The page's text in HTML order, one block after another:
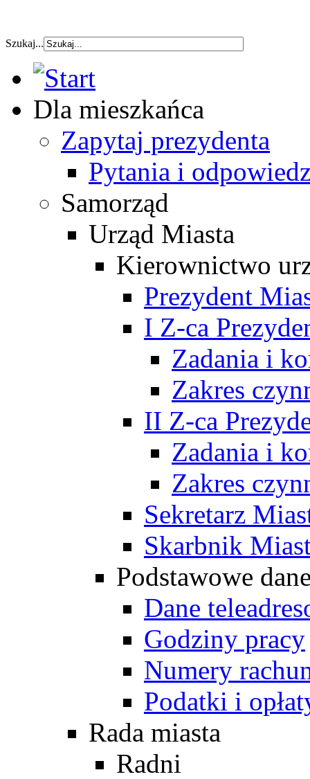
szybka pozyczka
Szukaj...
Dla mieszkańca
Zapytaj prezydenta
Pytania i
Samorząd
Urząd Miasta
Kierownictwo
Prezydent
I Z-ca
Zadania i
Zakres
II Z-ca
Zadania i
Zakres
Sekretarz
Skarbnik
Podstawowe
Dane
Godziny pracy
Numery
Podatki i
Rada miasta
Radni